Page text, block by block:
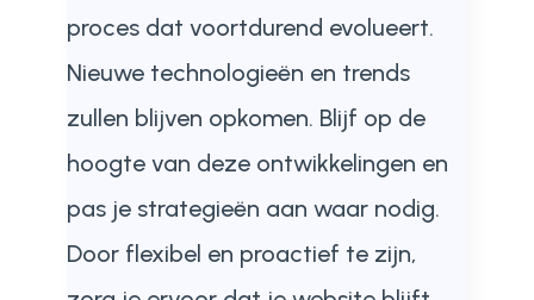
proces dat voortdurend evolueert.
Nieuwe technologieën en trends
zullen blijven opkomen. Blijf op de
hoogte van deze ontwikkelingen en
pas je strategieën aan waar nodig.
Door flexibel en proactief te zijn,